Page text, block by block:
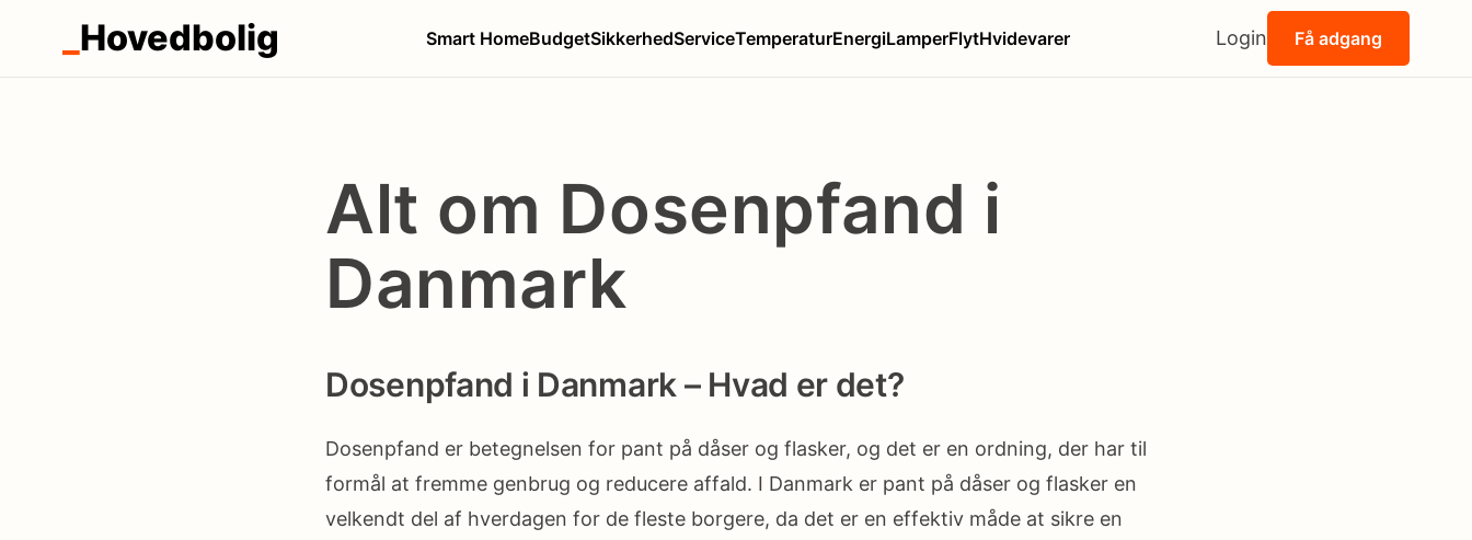
Hovedbolig Smart HomeBudgetSikkerhedServiceTemperaturEnergiLamperFlytHvidevarer Login Få adgang
Alt om Dosenpfand i
Danmark
Dosenpfand i Danmark – Hvad er det?
Dosenpfand er betegnelsen for pant på dåser og flasker, og det er en ordning, der har til
formål at fremme genbrug og reducere affald. I Danmark er pant på dåser og flasker en
velkendt del af hverdagen for de fleste borgere, da det er en effektiv måde at sikre en